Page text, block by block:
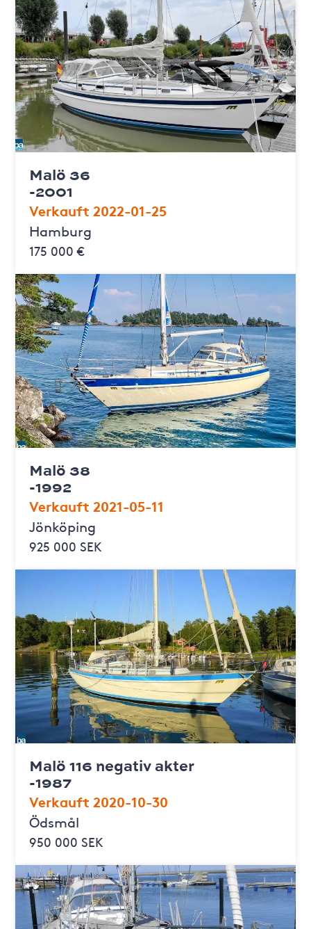
Malö 36
-2001
Verkauft 2022-01-25
Hamburg
175 000 €
Malö 38
-1992
Verkauft 2021-05-11
Jönköping
925 000 SEK
Malö 116 negativ akter
-1987
Verkauft 2020-10-30
Ödsmål
950 000 SEK